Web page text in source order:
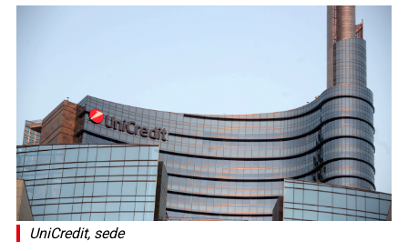
UniCredit, sede